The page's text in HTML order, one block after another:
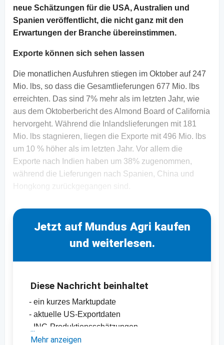
neue Schätzungen für die USA, Australien und
Spanien veröffentlicht, die nicht ganz mit den
Erwartungen der Branche übereinstimmen.
Exporte können sich sehen lassen
Die monatlichen Ausfuhren stiegen im Oktober auf 247
Mio. lbs, so dass die Gesamtlieferungen 677 Mio. lbs
erreichten. Das sind 7% mehr als im letzten Jahr, wie
aus dem Oktoberbericht des Almond Board of California
hervorgeht. Während die Inlandslieferungen mit 181
Mio. lbs stagnieren, liegen die Exporte mit 496 Mio. lbs
um 10 % höher als im letzten Jahr. Vor allem die
Exporte nach Indien haben um 38% zugenommen,
während die Lieferungen nach Spanien, China und
Hongkong zurückgegangen sind.
Jetzt auf Mundus Agri kaufen
und weiterlesen.
Diese Nachricht beinhaltet
- ein kurzes Marktupdate
- aktuelle US-Exportdaten
- INC-Produktionsschätzungen
- Preise in Spanien
Mehr anzeigen